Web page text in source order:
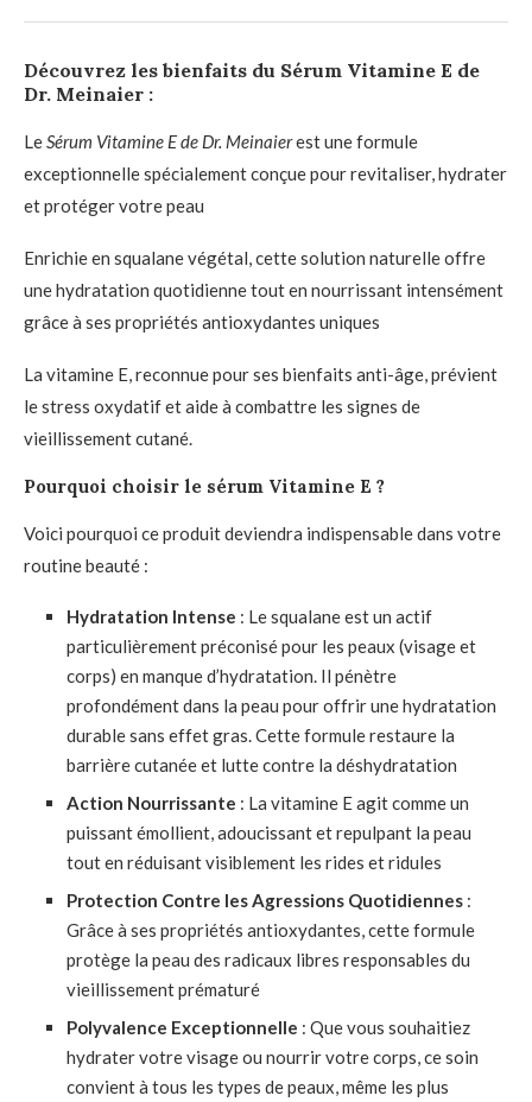
Découvrez les bienfaits du Sérum Vitamine E de
Dr. Meinaier :
LeSérum Vitamine E de Dr. Meinaierest une formule
exceptionnelle spécialement conçue pour revitaliser, hydrater
et protéger votre peau
Enrichie en squalane végétal, cette solution naturelle offre
une hydratation quotidienne tout en nourrissant intensément
grâce à ses propriétés antioxydantes uniques
La vitamine E, reconnue pour ses bienfaits anti-âge, prévient
le stress oxydatif et aide à combattre les signes de
vieillissement cutané.
Pourquoi choisir le sérum Vitamine E ?
Voici pourquoi ce produit deviendra indispensable dans votre
routine beauté :
Hydratation Intense : Le squalane est un actif
particulièrement préconisé pour les peaux (visage et
corps) en manque d’hydratation. Il pénètre
profondément dans la peau pour offrir une hydratation
durable sans effet gras. Cette formule restaure la
barrière cutanée et lutte contre la déshydratation
Action Nourrissante : La vitamine E agit comme un
puissant émollient, adoucissant et repulpant la peau
tout en réduisant visiblement les rides et ridules
Protection Contre les Agressions Quotidiennes :
Grâce à ses propriétés antioxydantes, cette formule
protège la peau des radicaux libres responsables du
vieillissement prématuré
Polyvalence Exceptionnelle : Que vous souhaitiez
hydrater votre visage ou nourrir votre corps, ce soin
convient à tous les types de peaux, même les plus